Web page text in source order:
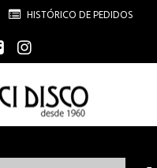
HISTÓRICO DE PEDIDOS